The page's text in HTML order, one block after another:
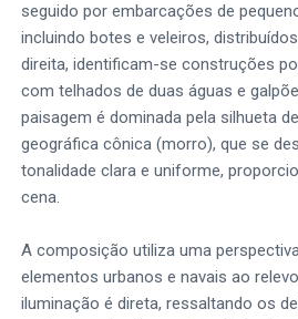
seguido por embarcações de
incluindo botes e veleiros,
direita, identificam-se construções
com telhados de duas águas e
paisagem é dominada pela silhueta
geográfica cônica (morro), que se
tonalidade clara e uniforme,
cena.
A composição utiliza uma
elementos urbanos e navais ao
iluminação é direta, ressaltando os